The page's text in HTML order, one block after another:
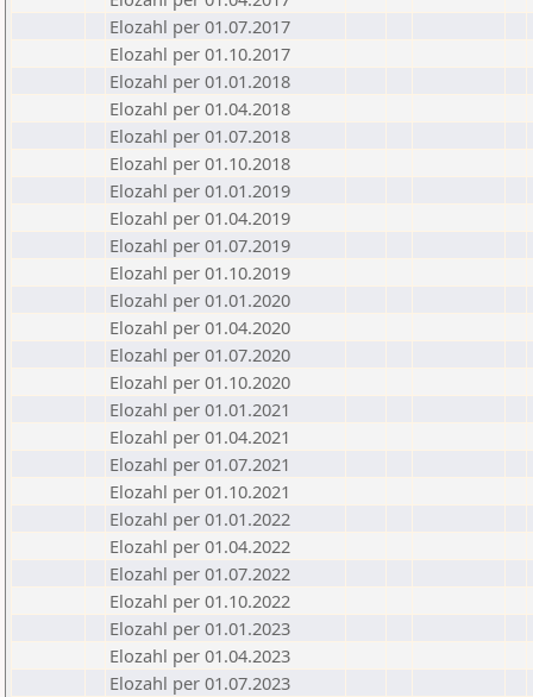
Elozahl per 01.07.2017
Elozahl per 01.10.2017
Elozahl per 01.01.2018
Elozahl per 01.04.2018
Elozahl per 01.07.2018
Elozahl per 01.10.2018
Elozahl per 01.01.2019
Elozahl per 01.04.2019
Elozahl per 01.07.2019
Elozahl per 01.10.2019
Elozahl per 01.01.2020
Elozahl per 01.04.2020
Elozahl per 01.07.2020
Elozahl per 01.10.2020
Elozahl per 01.01.2021
Elozahl per 01.04.2021
Elozahl per 01.07.2021
Elozahl per 01.10.2021
Elozahl per 01.01.2022
Elozahl per 01.04.2022
Elozahl per 01.07.2022
Elozahl per 01.10.2022
Elozahl per 01.01.2023
Elozahl per 01.04.2023
Elozahl per 01.07.2023